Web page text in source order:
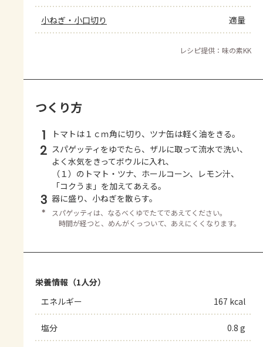
小ねぎ・小口切り 適量
レシピ提供：味の素KK
つくり方
1 トマトは１ｃｍ角に切り、ツナ缶は軽く油をきる。
2 スパゲッティをゆでたら、ザルに取って流水で洗い、
よく水気をきってボウルに入れ、
（１）のトマト・ツナ、ホールコーン、レモン汁、
「コクうま」を加えてあえる。
3 器に盛り、小ねぎを散らす。
＊
スパゲッティは、なるべくゆでたてであえてください。
時間が経つと、めんがくっついて、あえにくくなります。
栄養情報（1人分）
エネルギー
167 kcal
塩分 0.8 g